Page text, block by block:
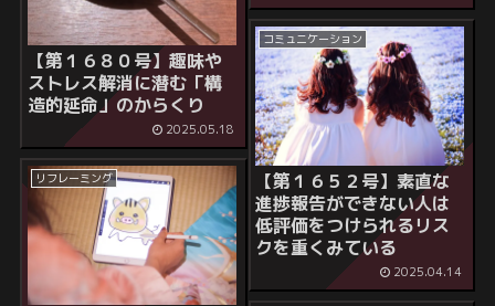
【第１６８０号】 趣味や
ストレス解消に潜む「構
造的延命」のからくり
2025.05.18
コミュニケーション
【第１６５２号】 素直な
進捗報告ができない人は
低評価をつけられるリス
クを重くみている
2025.04.14
リフレーミング